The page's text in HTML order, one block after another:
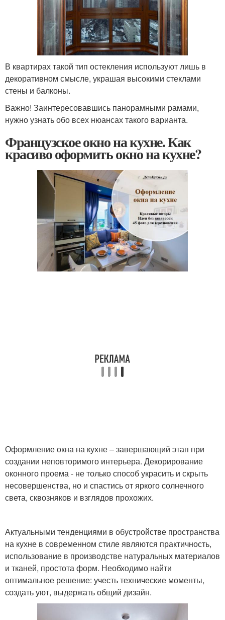
В квартирах такой тип остекления используют лишь в
декоративном смысле, украшая высокими стеклами
стены и балконы.
Важно! Заинтересовавшись панорамными рамами,
нужно узнать обо всех нюансах такого варианта.
Французское окно на кухне. Как
красиво оформить окно на кухне?
Оформление окна на кухне – завершающий этап при
создании неповторимого интерьера. Декорирование
оконного проема ‑ не только способ украсить и скрыть
несовершенства, но и спастись от яркого солнечного
света, сквозняков и взглядов прохожих.
Актуальными тенденциями в обустройстве пространства
на кухне в современном стиле являются практичность,
использование в производстве натуральных материалов
и тканей, простота форм. Необходимо найти
оптимальное решение: учесть технические моменты,
создать уют, выдержать общий дизайн.